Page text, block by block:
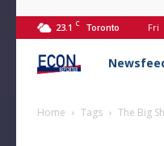
23.1 C Toronto Fri
Econ
記
Home Tags The Big